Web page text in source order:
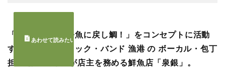
「日本の食文化を魚に戻し鯛！」をコンセプトに活動
するフィッシュロック・バンド 漁港 の ボーカル・包丁
担当 森田釣竿氏が店主を務める鮮魚店「泉銀」。